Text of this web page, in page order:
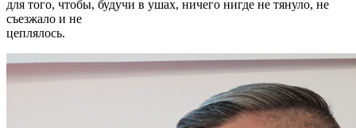
для того, чтобы, будучи в ушах, ничего нигде не тянуло, не
съезжало и не
цеплялось.